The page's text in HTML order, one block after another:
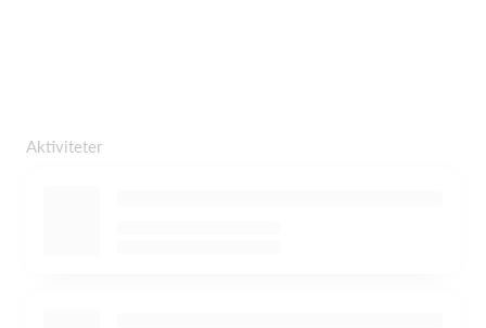
Aktiviteter